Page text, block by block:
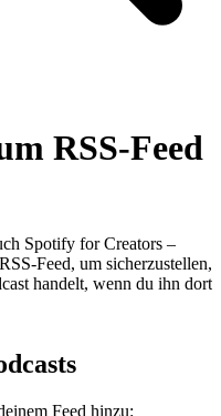
RSS-Feed
Spotify for Creators –
Feed, um sicherzustellen,
handelt, wenn du ihn dort
Feed hinzu: